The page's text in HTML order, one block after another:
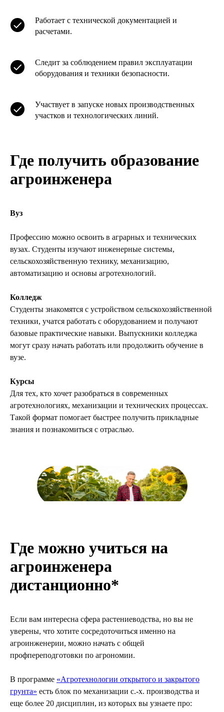
Работает с технической документацией и
расчетами.
Следит за соблюдением правил эксплуатации
оборудования и техники безопасности.
Участвует в запуске новых производственных
участков и технологических линий.
Где получить образование
агроинженера
Вуз
Профессию можно освоить в аграрных и технических
вузах. Студенты изучают инженерные системы,
сельскохозяйственную технику, механизацию,
автоматизацию и основы агротехнологий.
Колледж
Студенты знакомятся с устройством сельскохозяйственной
техники, учатся работать с оборудованием и получают
базовые практические навыки. Выпускники колледжа
могут сразу начать работать или продолжить обучение в
вузе.
Курсы
Для тех, кто хочет разобраться в современных
агротехнологиях, механизации и технических процессах.
Такой формат помогает быстрее получить прикладные
знания и познакомиться с отраслью.
Где можно учиться на
агроинженера
дистанционно*
Если вам интересна сфера растениеводства, но вы не
уверены, что хотите сосредоточиться именно на
агроинженерии, можно начать с общей
профпереподготовки по агрономии.
В программе «Агротехнологии открытого и закрытого
грунта» есть блок по механизации с.-х. производства и
еще более 20 дисциплин, из которых вы узнаете про: